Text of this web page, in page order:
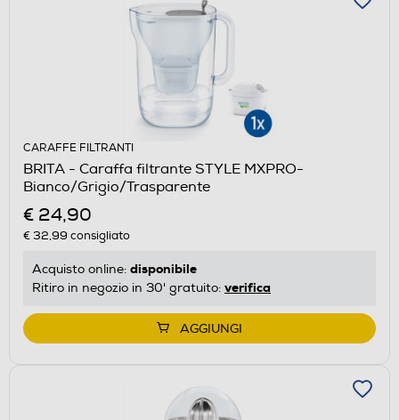
CARAFFE FILTRANTI
BRITA - Caraffa filtrante STYLE MXPRO-
Bianco/Grigio/Trasparente
€ 24,90
€ 32,99 consigliato
Acquisto online: disponibile
Ritiro in negozio in 30' gratuito: verifica
AGGIUNGI